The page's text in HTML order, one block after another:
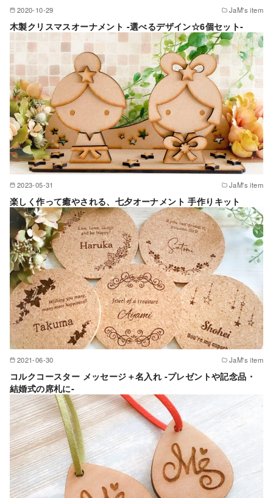
2020-10-29 JaM's item
木製クリスマスオーナメント -選べるデザイン☆6個セット-
2023-05-31 JaM's item
楽しく作って癒やされる、七夕オーナメント 手作りキット
2021-06-30 JaM's item
コルクコースター メッセージ＋名入れ -プレゼントや記念品・
結婚式の席札に-